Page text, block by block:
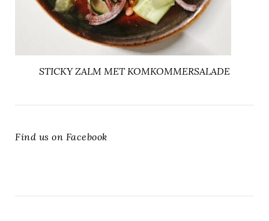
STICKY ZALM MET KOMKOMMERSALADE
Find us on Facebook